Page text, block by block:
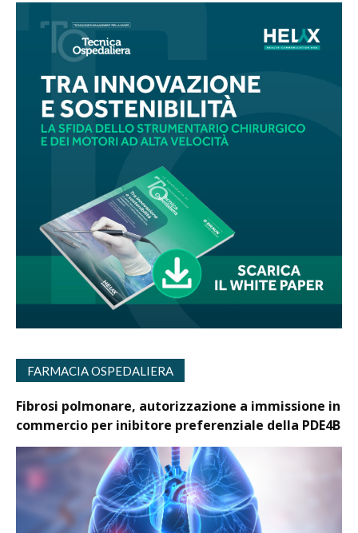
FARMACIA OSPEDALIERA
Fibrosi polmonare, autorizzazione a immissione in
commercio per inibitore preferenziale della PDE4B